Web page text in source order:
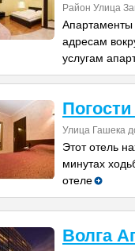
Район Улица
адресам
услугам
Улица Гашека
Этот отель
минутах
отеле
Волга